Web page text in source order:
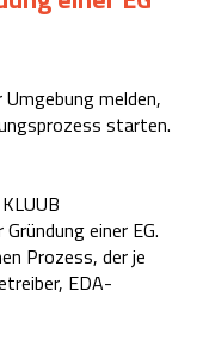
melden,
starten.
einer EG.
Prozess, der je
EDA-